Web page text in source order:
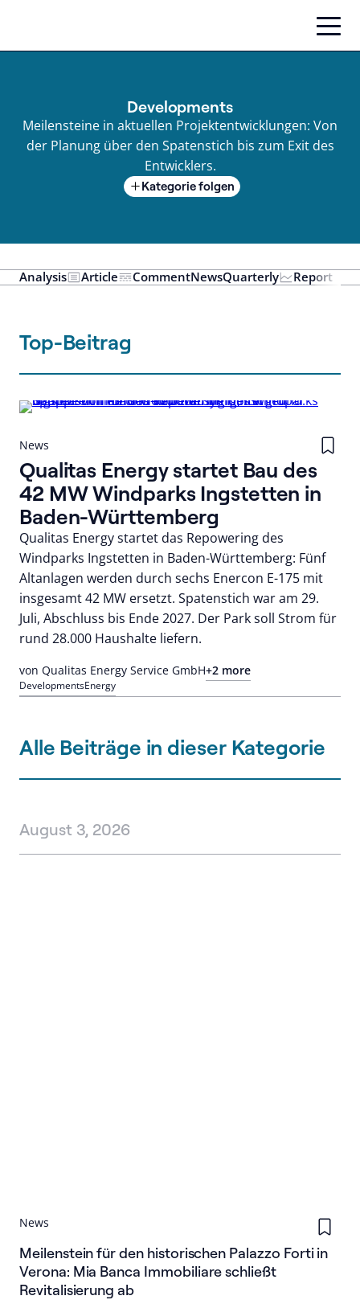
springen
Developments
Meilensteine in aktuellen Projektentwicklungen: Von
der Planung über den Spatenstich bis zum Exit des
Entwicklers.
Kategorie folgen
Analysis Article CommentNewsQuarterly Report
Top-Beitrag
News
Qualitas Energy startet Bau des
42 MW Windparks Ingstetten in
Baden-Württemberg
Qualitas Energy startet das Repowering des
Windparks Ingstetten in Baden-Württemberg: Fünf
Altanlagen werden durch sechs Enercon E-175 mit
insgesamt 42 MW ersetzt. Spatenstich war am 29.
Juli, Abschluss bis Ende 2027. Der Park soll Strom für
rund 28.000 Haushalte liefern.
von Qualitas Energy Service GmbH+2 more
DevelopmentsEnergy
Alle Beiträge in dieser Kategorie
August 3, 2026
News
Meilenstein für den historischen Palazzo Forti in
Verona: Mia Banca Immobiliare schließt
Revitalisierung ab